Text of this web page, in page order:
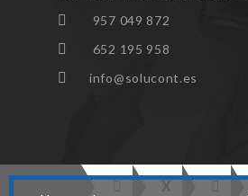
957 049 872
652 195 958
info@solucont.es